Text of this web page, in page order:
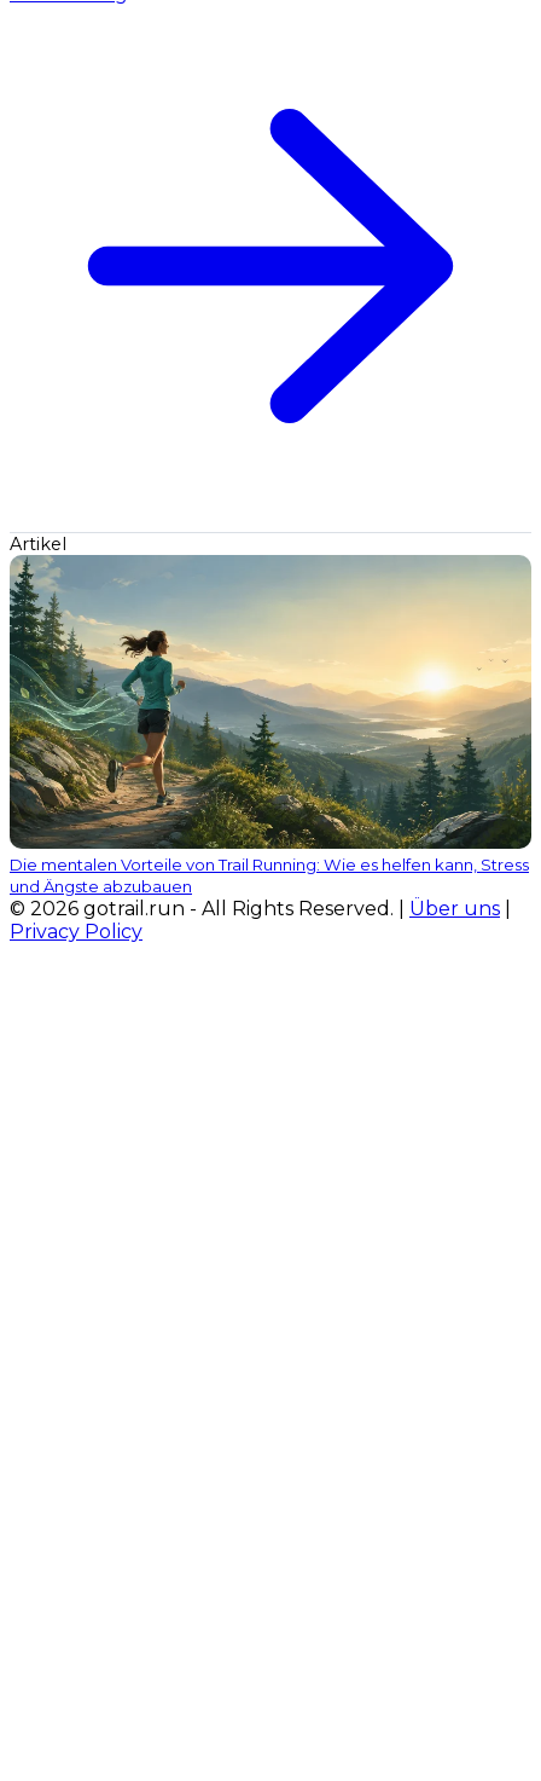
Artikel
Die mentalen Vorteile von Trail Running: Wie es helfen kann, Stress
und Ängste abzubauen
© 2026 gotrail.run - All Rights Reserved. | Über uns
Privacy Policy